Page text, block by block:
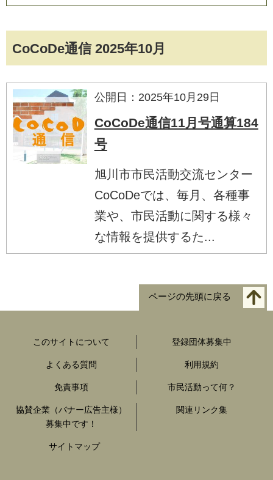
CoCoDe通信 2025年10月
公開日：2025年10月29日
CoCoDe通信11月号通算184
号
旭川市市民活動交流センター
CoCoDeでは、毎月、各種事
業や、市民活動に関する様々
な情報を提供するた...
ページの先頭に戻る
このサイトについて 登録団体募集中
よくある質問 利用規約
免責事項 市民活動って何？
協賛企業（バナー広告主様）
募集中です！
関連リンク集
サイトマップ